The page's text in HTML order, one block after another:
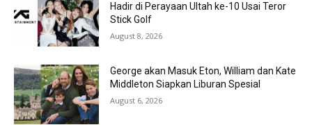
Hadir di Perayaan Ultah ke-10 Usai Teror
Stick Golf
August 8, 2026
George akan Masuk Eton, William dan Kate
Middleton Siapkan Liburan Spesial
August 6, 2026